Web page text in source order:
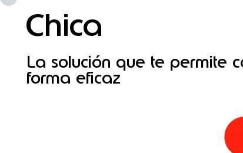
Chica
La solución que te permite
forma eficaz